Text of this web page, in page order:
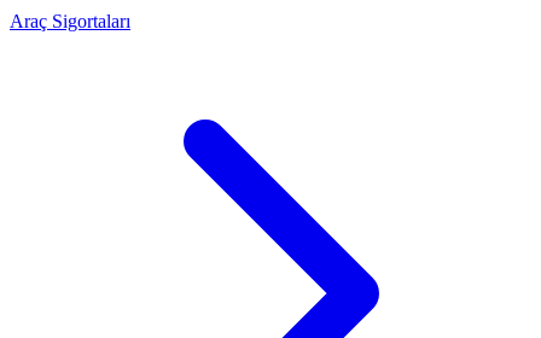
Araç Sigortaları